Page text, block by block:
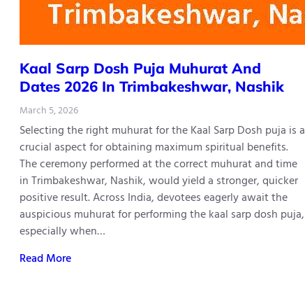
Kaal​‍​‌‍​‍‌​‍​‌‍​‍‌ Sarp Dosh Puja Muhurat And
Dates 2026 In Trimbakeshwar, Nashik
March 5, 2026
Selecting the right muhurat for the Kaal Sarp Dosh puja is a
crucial aspect for obtaining maximum spiritual benefits.
The ceremony performed at the correct muhurat and time
in Trimbakeshwar, Nashik, would yield a stronger, quicker
positive result. Across India, devotees eagerly await the
auspicious muhurat for performing the kaal sarp dosh puja,
especially when…
Read More